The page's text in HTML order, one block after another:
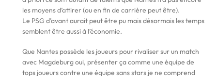
les moyens d’attirer (ou en fin de carrière peut être).
Le PSG d’avant aurait peut être pu mais désormais les temps
semblent être aussi à l’économie.
Que Nantes possède les joueurs pour rivaliser sur un match
avec Magdeburg oui, présenter ça comme une équipe de
tops joueurs contre une équipe sans stars je ne comprend